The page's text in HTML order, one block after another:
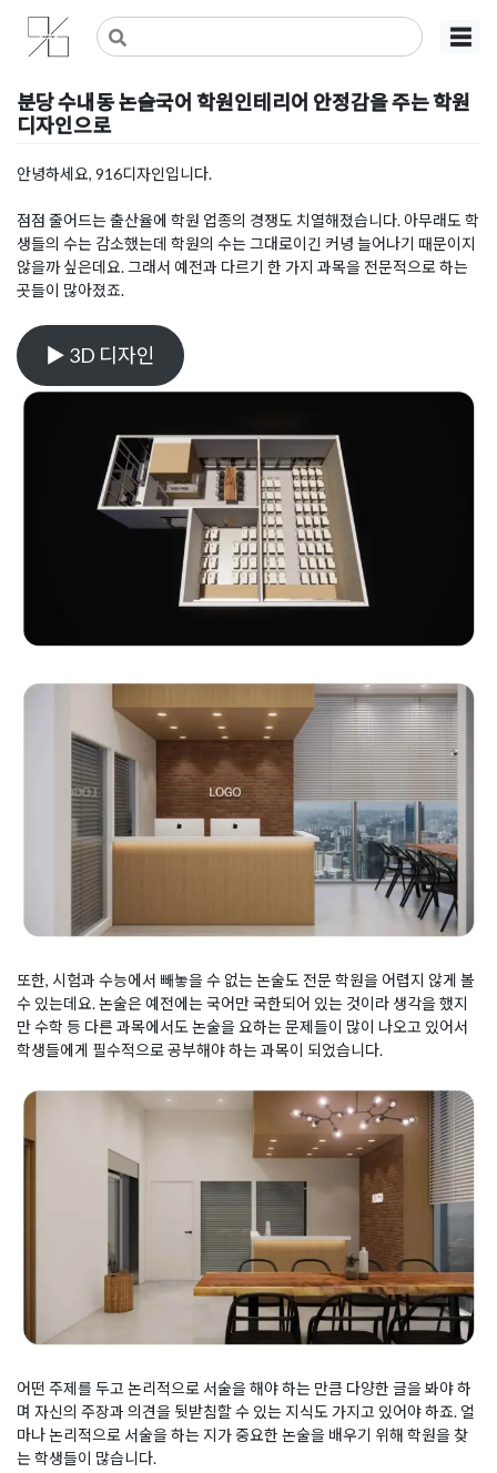
Skip
content
사무실인테리어 디자인 공사 비용견적 플랫폼
사무실인테리어 916
☰
분당 수내동 논술국어 학원인테리어 안정감을 주는 학원
디자인으로
Posted on2023년 12월 4일
안녕하세요, 916디자인입니다.
점점 줄어드는 출산율에 학원 업종의 경쟁도 치열해졌습니다. 아무래도 학
생들의 수는 감소했는데 학원의 수는 그대로이긴 커녕 늘어나기 때문이지
않을까 싶은데요. 그래서 예전과 다르기 한 가지 과목을 전문적으로 하는
곳들이 많아졌죠.
▶ 3D 디자인
또한, 시험과 수능에서 빼놓을 수 없는 논술도 전문 학원을 어렵지 않게 볼
수 있는데요. 논술은 예전에는 국어만 국한되어 있는 것이라 생각을 했지
만 수학 등 다른 과목에서도 논술을 요하는 문제들이 많이 나오고 있어서
학생들에게 필수적으로 공부해야 하는 과목이 되었습니다.
어떤 주제를 두고 논리적으로 서술을 해야 하는 만큼 다양한 글을 봐야 하
며 자신의 주장과 의견을 뒷받침할 수 있는 지식도 가지고 있어야 하죠. 얼
마나 논리적으로 서술을 하는 지가 중요한 논술을 배우기 위해 학원을 찾
는 학생들이 많습니다.